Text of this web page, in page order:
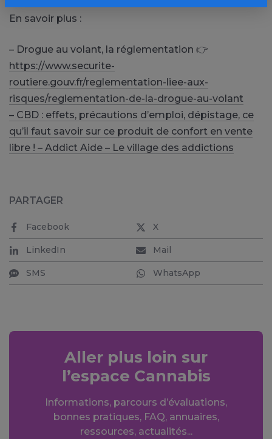
En savoir plus :
– Drogue au volant, la réglementation 👉
https://www.securite-
routiere.gouv.fr/reglementation-liee-aux-
risques/reglementation-de-la-drogue-au-volant
– CBD : effets, précautions d’emploi, dépistage, ce
qu’il faut savoir sur ce produit de confort en vente
libre ! – Addict Aide – Le village des addictions
PARTAGER
Facebook X
LinkedIn Mail
SMS WhatsApp
Aller plus loin sur
l’espace Cannabis
Informations, parcours d’évaluations,
bonnes pratiques, FAQ, annuaires,
ressources, actualités...